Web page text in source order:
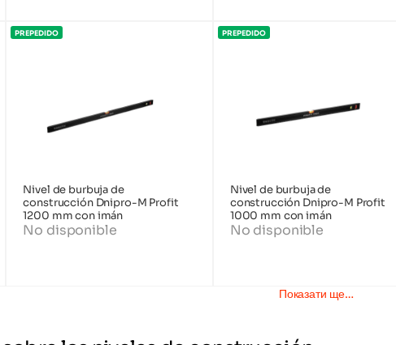
PREPEDIDO
Nivel de burbuja de
construcción Dnipro-M Profit
1200 mm con imán
No disponible
PREPEDIDO
Nivel de burbuja de
construcción Dnipro-M Profit
1000 mm con imán
No disponible
Показати ще…